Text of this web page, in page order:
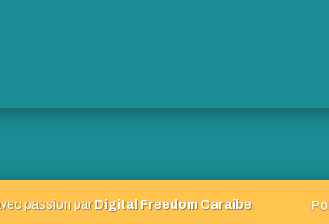
passion par Digital Freedom Caraibe.